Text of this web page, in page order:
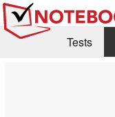
Tests